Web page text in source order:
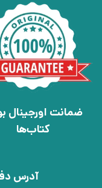
ضمانت اورجینال
کتاب‌ها
آدرس